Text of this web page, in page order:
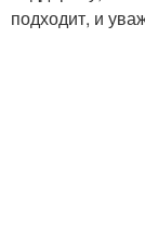
подходит, и